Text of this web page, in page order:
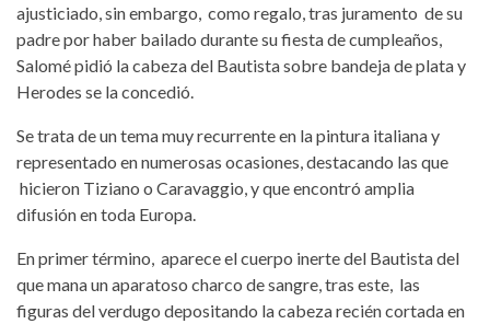
ajusticiado, sin embargo, como regalo, tras juramento de su
padre por haber bailado durante su fiesta de cumpleaños,
Salomé pidió la cabeza del Bautista sobre bandeja de plata y
Herodes se la concedió.
Se trata de un tema muy recurrente en la pintura italiana y
representado en numerosas ocasiones, destacando las que
hicieron Tiziano o Caravaggio, y que encontró amplia
difusión en toda Europa.
En primer término, aparece el cuerpo inerte del Bautista del
que mana un aparatoso charco de sangre, tras este, las
figuras del verdugo depositando la cabeza recién cortada en